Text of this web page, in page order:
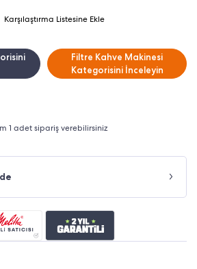
Karşılaştırma Listesine Ekle
Filtre Kahve Makinesi
Kategorisini İnceleyin
1 adet sipariş verebilirsiniz